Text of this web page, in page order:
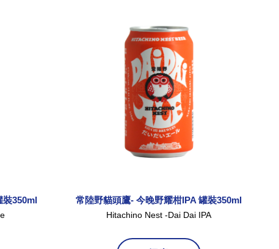
裝350ml 常陸野貓頭鷹- 今晚野耀柑IPA 罐裝350ml
Hitachino Nest -Dai Dai IPA